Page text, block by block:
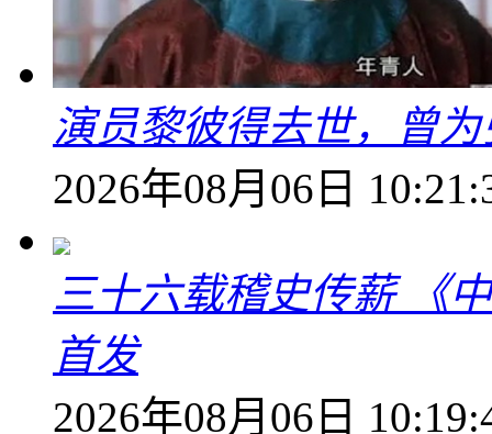
演员黎彼得去世，曾
2026年08月06日
三十六载稽史传薪 《
首发
2026年08月06日